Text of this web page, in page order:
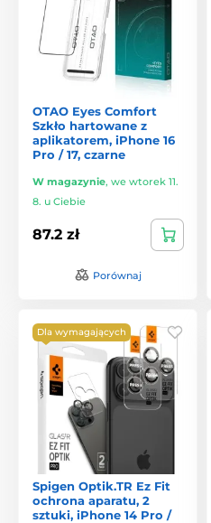
OTAO Eyes Comfort
Szkło hartowane z
aplikatorem, iPhone 16
Pro / 17, czarne
W magazynie, we wtorek 11.
8. u Ciebie
87.2 zł
Porównaj
Dla wymagających
Spigen Optik.TR Ez Fit
ochrona aparatu, 2
sztuki, iPhone 14 Pro /